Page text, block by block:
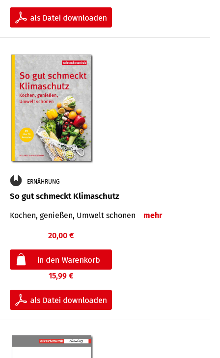
ERNÄHRUNG
So gut schmeckt Klimaschutz
Kochen, genießen, Umwelt schonen mehr
20,00 €
15,99 €